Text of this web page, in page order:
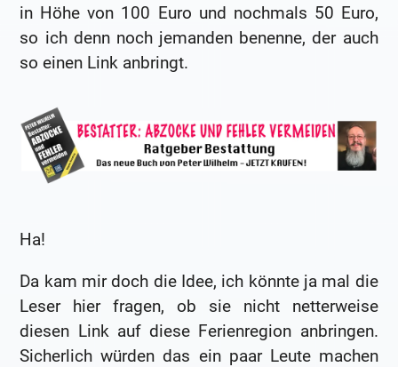
in Höhe von 100 Euro und nochmals 50 Euro,
so ich denn noch jemanden benenne, der auch
so einen Link anbringt.
Ha!
Da kam mir doch die Idee, ich könnte ja mal die
Leser hier fragen, ob sie nicht netterweise
diesen Link auf diese Ferienregion anbringen.
Sicherlich würden das ein paar Leute machen